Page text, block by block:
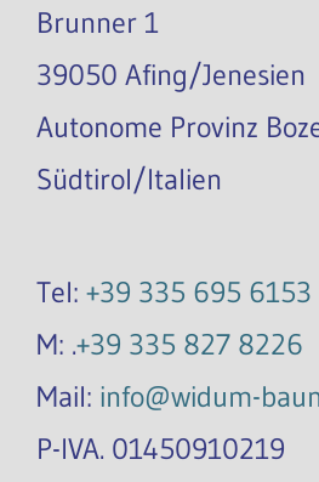
Brunner 1
39050 Afing/Jenesien
Autonome Provinz
Südtirol/Italien
Tel: +39 335 695 6153
M: .+39 335 827 8226
Mail: info@widum-
P-IVA. 01450910219